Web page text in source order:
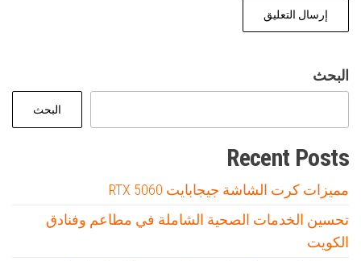
البحث
البحث
Recent Posts
مميزات كرت الشاشة جيجابايت RTX 5060
تحسين الخدمات الصحية الشاملة في مطاعم وفنادق
الكويت